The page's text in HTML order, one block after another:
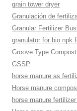
grain tower dryer
Granulación de
Granular Fertilizer
granulator for bio npk
Groove Type
GSSP
horse manure as
Horse manure
horse manure